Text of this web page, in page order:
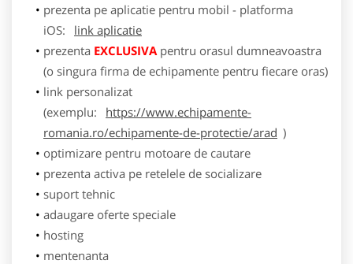
prezenta pe aplicatie pentru mobil - platforma
iOS:
link aplicatie
prezenta EXCLUSIVApentru orasul dumneavoastra
(o singura firma de echipamente pentru fiecare oras)
link personalizat
(exemplu:
https://www.echipamente-
romania.ro/echipamente-de-protectie/arad )
optimizare pentru motoare de cautare
prezenta activa pe retelele de socializare
suport tehnic
adaugare oferte speciale
hosting
mentenanta